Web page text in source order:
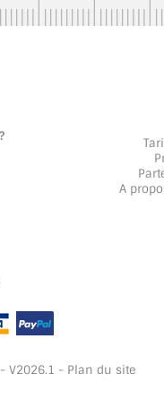
A
V2026.1 - Plan du site